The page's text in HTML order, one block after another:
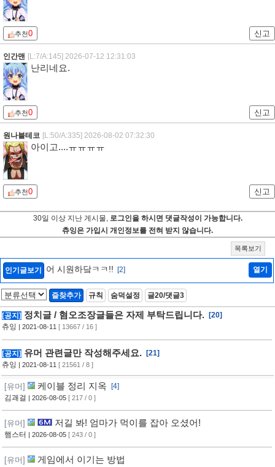
추천0 신고
인간맨 [L:7/A:145] 2026-07-12 12:31:03
난리네요.
추천0 신고
원나블테코 [L:50/A:335] 2026-08-02 07:32:30
아이고....ㅠㅠㅠㅠ
추천0 신고
30일 이상 지난 게시물, 로그인을 하시면 댓글작성이 가능합니다.
츄잉은 가입시 개인정보를 전혀 받지 않습니다.
목록보기
인기글보기 어 시원하닼ㅋㅋ!! [2] 열기
즐찾추가 규칙 숨덕설정 글20/댓글3
[공지] 정치글 / 혐오조장글들은 자제 부탁드립니다.
[20]
츄잉 | 2021-08-11 [ 13667 / 16 ]
[공지] 유머 관련글만 작성해주세요.
[21]
츄잉 | 2021-08-11 [ 21561 / 8 ]
[유머] 케이블 정리 지옥
[4]
김괘걸
| 2026-08-05 [ 217 / 0 ]
[유머] 저길 봐! 엄마가 먹이를 잡아 오셨어!
햄스터 | 2026-08-05 [ 243 / 0 ]
[유머] 게임에서 이기는 방법